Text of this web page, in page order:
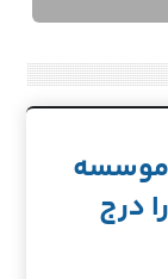
موسسه
درج